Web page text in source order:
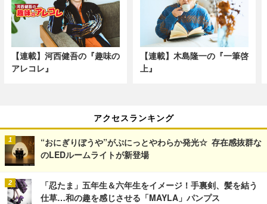
【連載】河西健吾の『趣味の
アレコレ』
【連載】木島隆一の『一筆啓
上』
アクセスランキング
“おにぎりぼうや”がぷにっとやわらか発光☆ 存在感抜群な
のLEDルームライトが新登場
「忍たま」五年生＆六年生をイメージ！手裏剣、髪を結う
仕草…和の趣を感じさせる「MAYLA」パンプス